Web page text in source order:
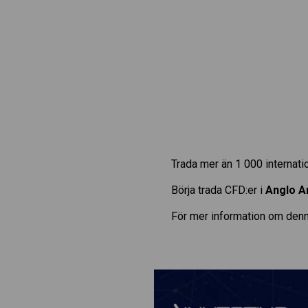
Trada mer än 1 000
Börja trada CFD:er i Anglo
För mer information om